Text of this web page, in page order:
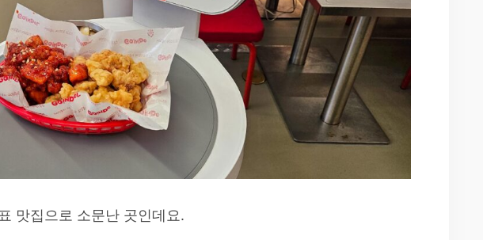
맛집으로 소문난 곳인데요.